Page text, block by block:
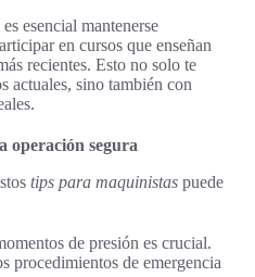
esencial mantenerse
en cursos que enseñan
recientes. Esto no solo te
actuales, sino también con
operación segura
tips para maquinistas puede
de presión es crucial.
procedimientos de emergencia